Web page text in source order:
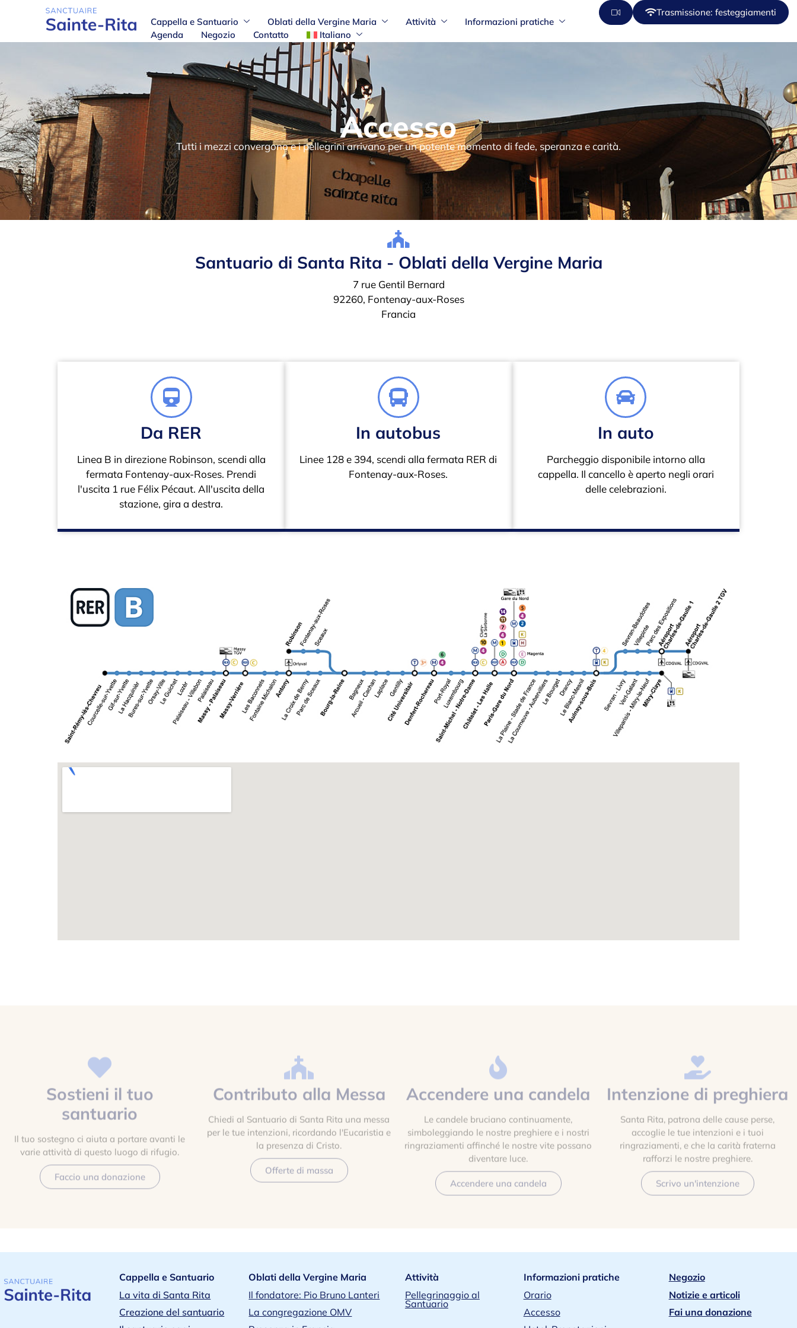
Cappella e Santuario Oblati della Vergine Maria Attività
Informazioni pratiche
Agenda
Negozio Contatto Italiano
Trasmissione: festeggiamenti
Accesso
Tutti i mezzi convergono e i pellegrini arrivano per un potente momento di fede, speranza e carità.
Santuario di Santa Rita - Oblati della Vergine Maria
7 rue Gentil Bernard
92260, Fontenay-aux-Roses
Francia
Da RER
Linea B in direzione Robinson, scendi alla
fermata Fontenay-aux-Roses. Prendi
l'uscita 1 rue Félix Pécaut. All'uscita della
stazione, gira a destra.
In autobus
Linee 128 e 394, scendi alla fermata RER di
Fontenay-aux-Roses.
In auto
Parcheggio disponibile intorno alla
cappella. Il cancello è aperto negli orari
delle celebrazioni.
Sostieni il tuo
santuario
Il tuo sostegno ci aiuta a portare avanti le
varie attività di questo luogo di rifugio.
Faccio una donazione
Contributo alla Messa
Chiedi al Santuario di Santa Rita una messa
per le tue intenzioni, ricordando l'Eucaristia e
la presenza di Cristo.
Offerte di massa
Accendere una candela
Le candele bruciano continuamente,
simboleggiando le nostre preghiere e i nostri
ringraziamenti affinché le nostre vite possano
diventare luce.
Accendere una candela
Intenzione di preghiera
Santa Rita, patrona delle cause perse,
accoglie le tue intenzioni e i tuoi
ringraziamenti, e che la carità fraterna
rafforzi le nostre preghiere.
Scrivo un'intenzione
Cappella e Santuario
La vita di Santa Rita
Creazione del santuario
Oblati della Vergine Maria
Il fondatore: Pio Bruno Lanteri
La congregazione OMV
Attività
Pellegrinaggio al
Santuario
Informazioni pratiche
Orario
Accesso
Negozio
Notizie e articoli
Fai una donazione